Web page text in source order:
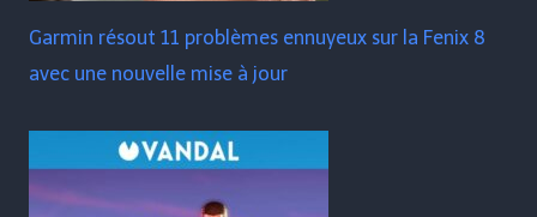
Garmin résout 11 problèmes ennuyeux sur la Fenix ​​​​8
avec une nouvelle mise à jour